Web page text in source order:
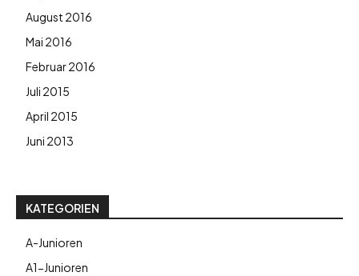
August 2016
Mai 2016
Februar 2016
Juli 2015
April 2015
Juni 2013
KATEGORIEN
A-Junioren
A1-Junioren